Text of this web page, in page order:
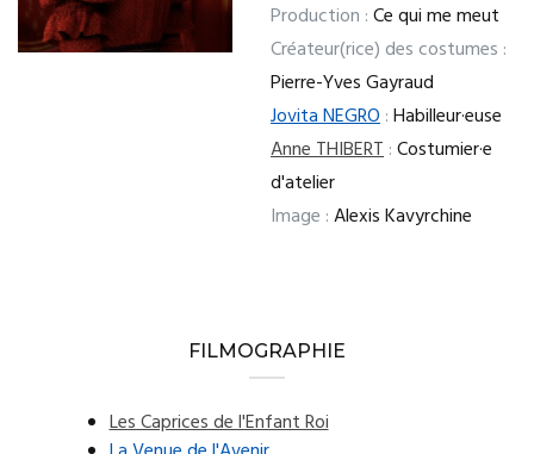
Production :Ce qui me meut
Créateur(rice) des costumes :
Pierre-Yves Gayraud
Jovita NEGRO:Habilleur·euse
Anne THIBERT:Costumier·e
d'atelier
Image :Alexis Kavyrchine
FILMOGRAPHIE
Les Caprices de l'Enfant Roi